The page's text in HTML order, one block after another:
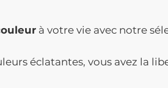
à votre vie avec notre
éclatantes, vous avez la